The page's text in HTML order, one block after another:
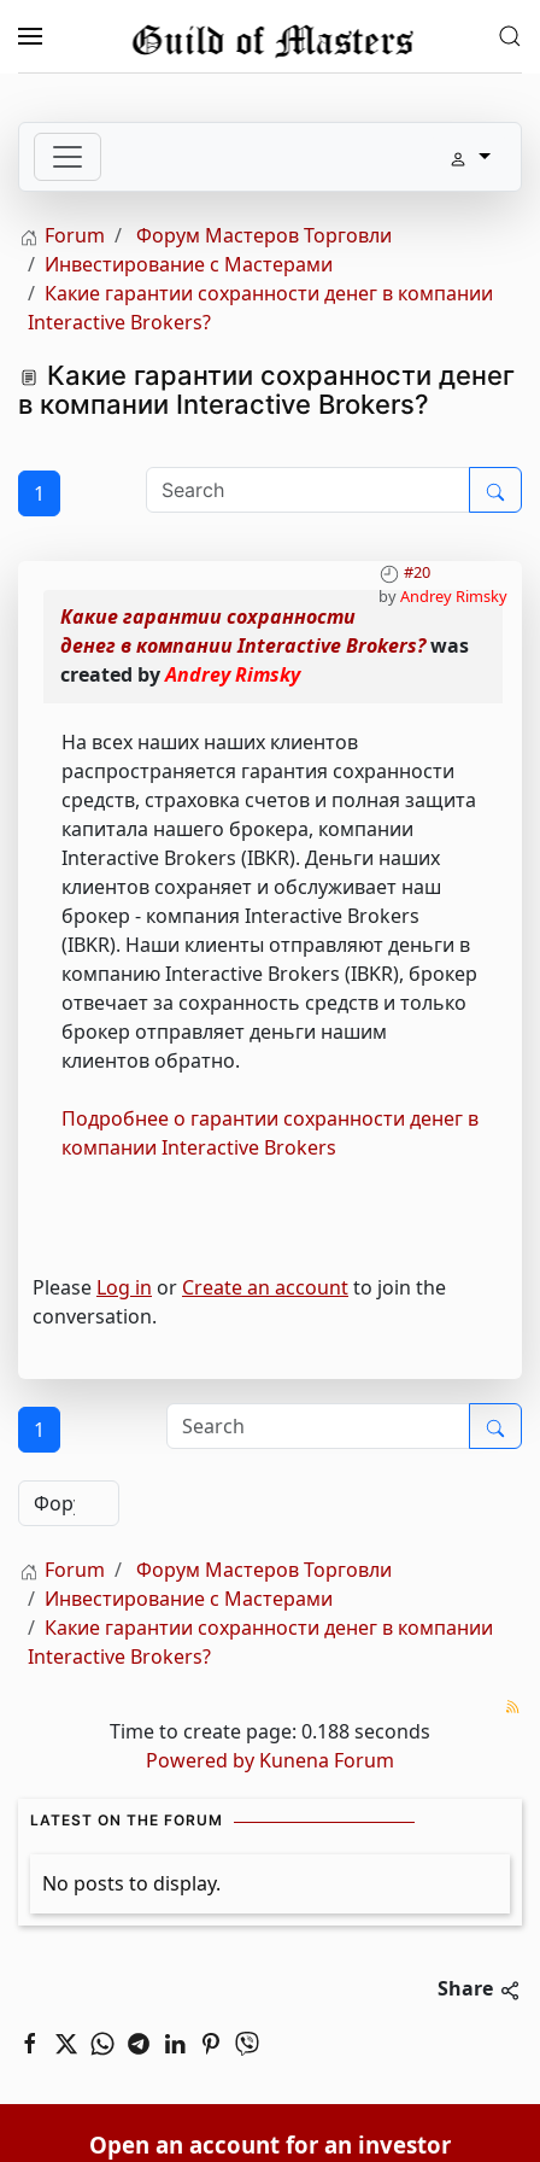
Skip to main content
Forum
Форум Мастеров Торговли
Инвестирование с Мастерами
Какие гарантии сохранности денег в компании
Interactive Brokers?
Какие гарантии сохранности денег
в компании Interactive Brokers?
1
#20
byAndrey Rimsky
Какие гарантии сохранности
денег в компании Interactive Brokers?was
created byAndrey Rimsky
На всех наших наших клиентов
распространяется гарантия сохранности
средств, страховка счетов и полная защита
капитала нашего брокера, компании
Interactive Brokers (IBKR). Деньги наших
клиентов сохраняет и обслуживает наш
брокер - компания Interactive Brokers
(IBKR). Наши клиенты отправляют деньги в
компанию Interactive Brokers (IBKR), брокер
отвечает за сохранность средств и только
брокер отправляет деньги нашим
клиентов обратно.
Подробнее о гарантии сохранности денег в
компании Interactive Brokers
Please Log in or Create an accountto join the
conversation.
1
Forum
Форум Мастеров Торговли
Инвестирование с Мастерами
Какие гарантии сохранности денег в компании
Interactive Brokers?
Time to create page: 0.188 seconds
Powered by Kunena Forum
LATEST ON THE FORUM
No posts to display.
Share
Open an account for an investor